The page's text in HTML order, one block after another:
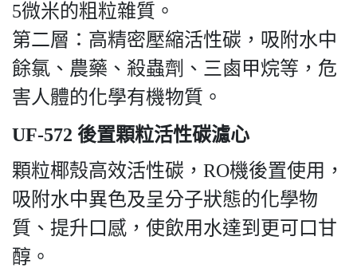
5微米的粗粒雜質。
第二層：高精密壓縮活性碳，吸附水中
餘氯、農藥、殺蟲劑、三鹵甲烷等，危
害人體的化學有機物質。
UF-572 後置顆粒活性碳濾心
顆粒椰殼高效活性碳，RO機後置使用，
吸附水中異色及呈分子狀態的化學物
質、提升口感，使飲用水達到更可口甘
醇。